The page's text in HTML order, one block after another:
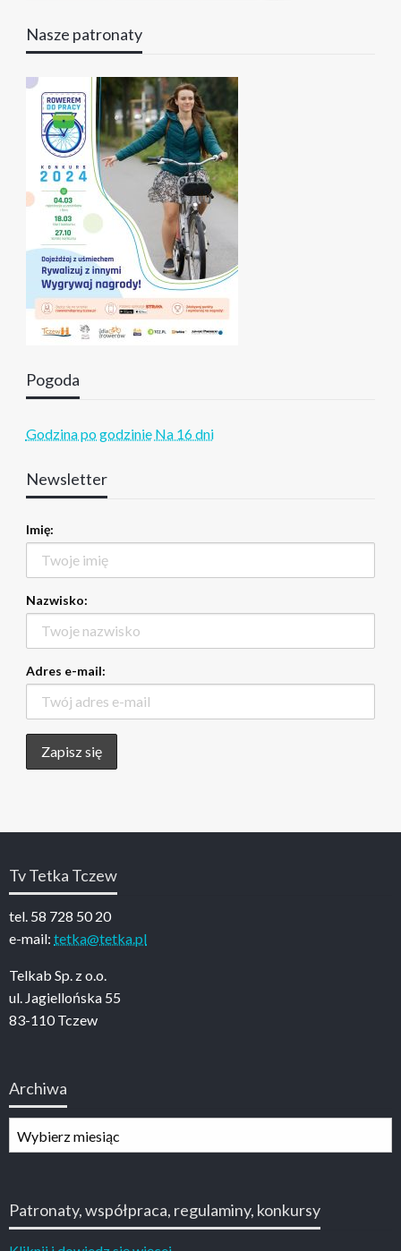
Nasze patronaty
Pogoda
Godzina po godzinie Na 16 dni
Newsletter
Imię:
Nazwisko:
Adres e-mail:
Tv Tetka Tczew
tel. 58 728 50 20
e-mail: tetka@tetka.pl
Telkab Sp. z o.o.
ul. Jagiellońska 55
83-110 Tczew
Archiwa
Patronaty, współpraca, regulaminy, konkursy